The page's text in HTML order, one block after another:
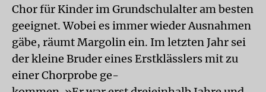
Chor für Kinder im Grundschulalter am besten
geeignet. Wobei es immer wieder Ausnahmen
gäbe, räumt Margolin ein. Im letzten Jahr sei
der kleine Bruder eines Erstklässlers mit zu
einer Chorprobe ge-